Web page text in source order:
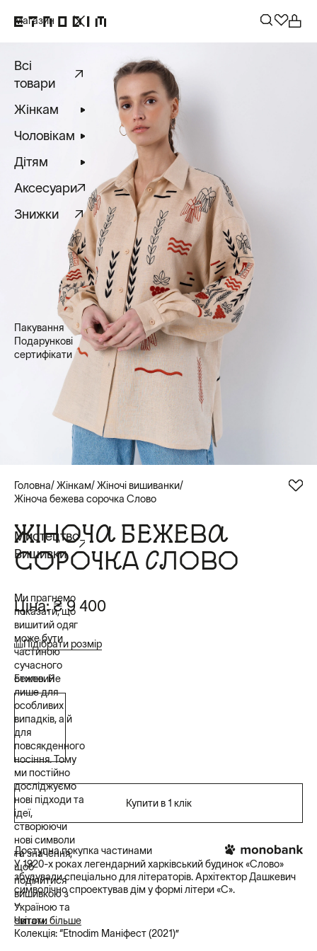
Головна Жінкам Жіночі вишиванки
Жіноча бежева сорочка Слово
ЖІНОЧА БЕЖЕВА
СОРОЧКА СЛОВО
Ціна:₴ 9 400
Підібрати розмір
Бежевий
Купити в 1 клік
Доступна покупка частинами
У 1920-х роках легендарний харківський будинок «Слово»
збудували спеціально для літераторів. Архітектор Дашкевич
символічно спроектував дім у формі літери «С».
Щасливими мешканцями стали легендарні фігури нашої
культури. Але всі вони опинилися в пастці.
Читати більше
Колекція: “Etnodim Маніфест (2021)”
Магазин
Всі
товари
Жінкам
Чоловікам
Дітям
Аксесуари
Знижки
Пакування
Подарункові
сертифікати
Мистецтво
Вишивки
Ми прагнемо
показати, що
вишитий одяг
може бути
частиною
сучасного
стилю. Не
лише для
особливих
випадків, а й
для
повсякденного
носіння. Тому
ми постійно
досліджуємо
нові підходи та
ідеї,
створюючи
нові символи
та значення,
щоб
поділитися
вишивкою з
Україною та
світом.